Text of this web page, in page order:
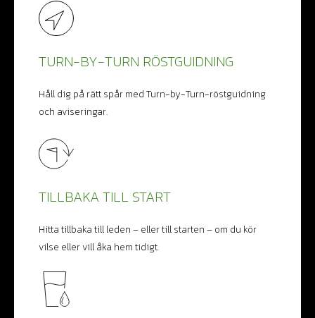
TURN-BY-TURN RÖSTGUIDNING
Håll dig på rätt spår med Turn-by-Turn-röstguidning
och aviseringar.
TILLBAKA TILL START
Hitta tillbaka till leden – eller till starten – om du kör
vilse eller vill åka hem tidigt.